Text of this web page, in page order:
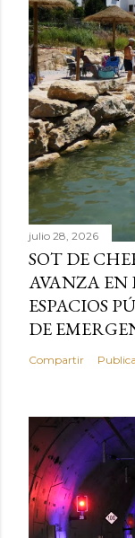
julio 28, 2026
SOT DE
AVANZA EN
ESPACIOS
DE
Compartir